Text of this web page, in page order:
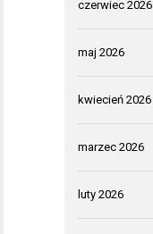
czerwiec 2026
maj 2026
kwiecień 2026
marzec 2026
luty 2026